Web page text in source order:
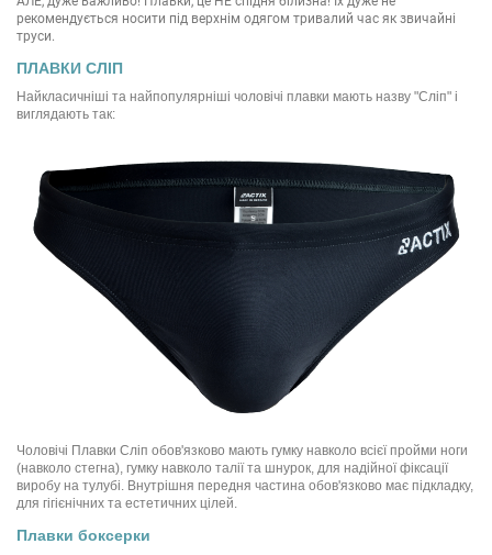
рекомендується носити під верхнім одягом тривалий час як звичайні
труси.
ПЛАВКИ СЛІП
Найкласичніші та найпопулярніші чоловічі плавки мають назву "Сліп" і
виглядають так:
Чоловічі Плавки Сліп обов'язково мають гумку навколо всієї пройми ноги
(навколо стегна), гумку навколо талії та шнурок, для надійної фіксації
виробу на тулубі. Внутрішня передня частина обов'язково має підкладку,
для гігієнічних та естетичних цілей.
Плавки боксерки